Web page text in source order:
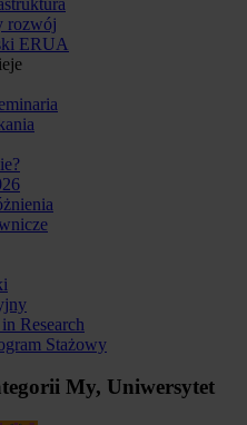
rozwój
ERUA
Research
Stażowy
My, Uniwersytet